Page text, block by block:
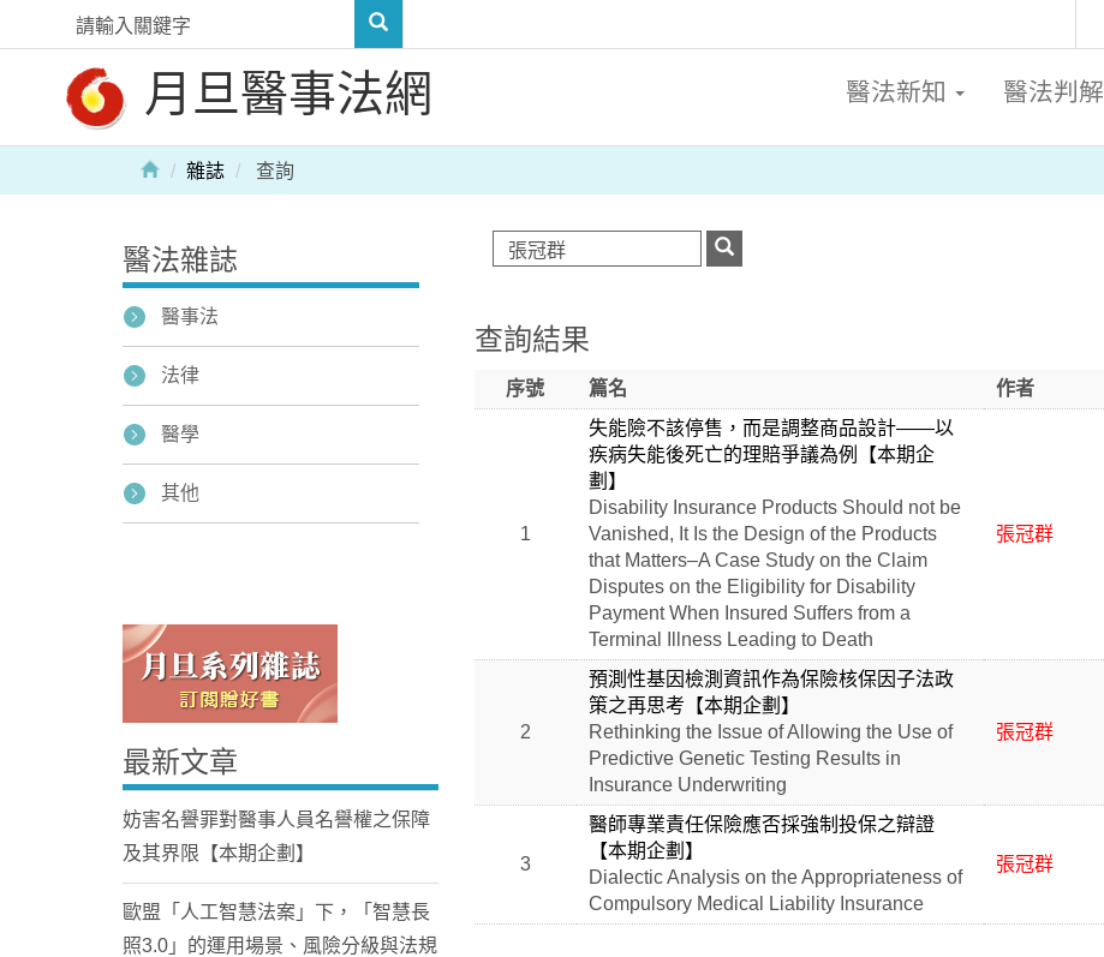
月旦醫事法網 醫法新知 醫法判解
Home
雜誌 查詢
查詢結果
序號 篇名 作者
1
失能險不該停售，而是調整商品設計——以
疾病失能後死亡的理賠爭議為例【本期企
劃】
Disability Insurance Products Should not be
Vanished, It Is the Design of the Products
that Matters–A Case Study on the Claim
Disputes on the Eligibility for Disability
Payment When Insured Suffers from a
Terminal Illness Leading to Death
張冠群
2
預測性基因檢測資訊作為保險核保因子法政
策之再思考【本期企劃】
Rethinking the Issue of Allowing the Use of
Predictive Genetic Testing Results in
Insurance Underwriting
張冠群
3
醫師專業責任保險應否採強制投保之辯證
【本期企劃】
Dialectic Analysis on the Appropriateness of
Compulsory Medical Liability Insurance
張冠群
醫法雜誌
醫事法
法律
醫學
其他
最新文章
妨害名譽罪對醫事人員名譽權之保障
及其界限【本期企劃】
歐盟「人工智慧法案」下，「智慧長
照3.0」的運用場景、風險分級與法規